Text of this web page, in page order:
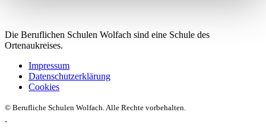
Die Beruflichen Schulen Wolfach sind eine Schule des
Ortenaukreises.
Impressum
Datenschutz­erklärung
Cookies
© Berufliche Schulen Wolfach. Alle Rechte vorbehalten.